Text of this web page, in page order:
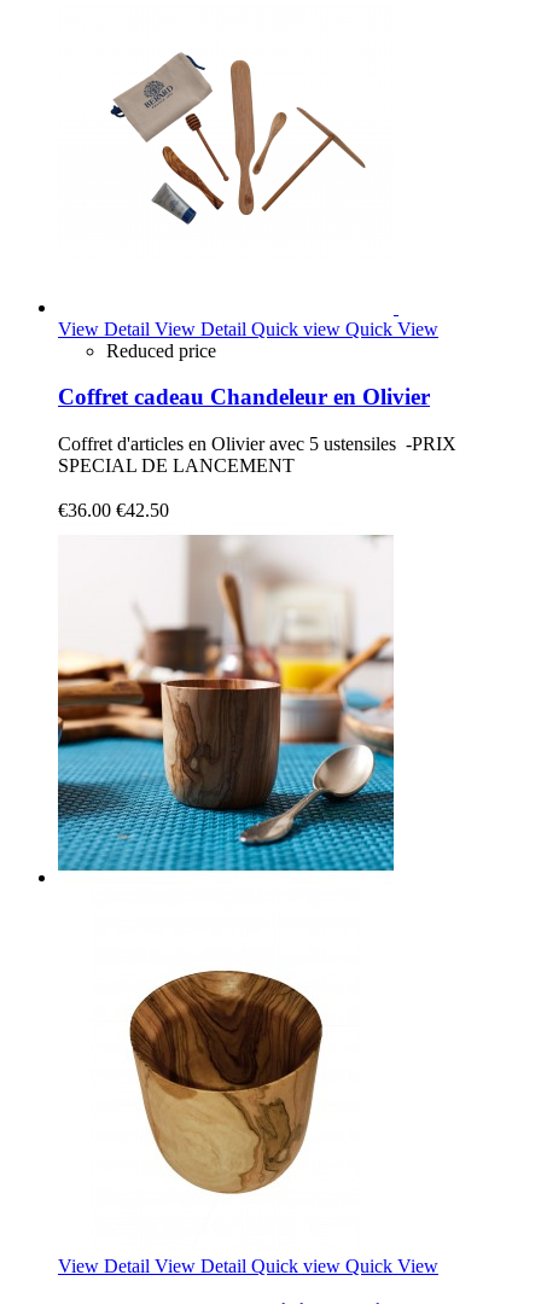
View Detail View Detail Quick view Quick View
Reduced price
Coffret cadeau Chandeleur en Olivier
Coffret d'articles en Olivier avec 5 ustensiles -PRIX
SPECIAL DE LANCEMENT
€36.00 €42.50
View Detail View Detail Quick view Quick View